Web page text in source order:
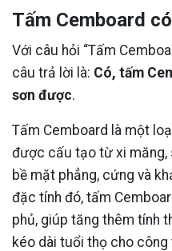
Tấm Cemboard
Với câu hỏi “Tấm
câu trả lời là: Có, tấm
sơn được.
Tấm Cemboard là một
được cấu tạo từ xi
bề mặt phẳng, cứng và
đặc tính đó, tấm
phủ, giúp tăng thêm tính
kéo dài tuổi thọ cho công